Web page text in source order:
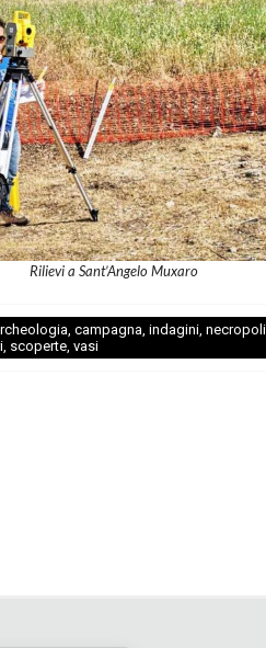
Rilievi a Sant’Angelo Muxaro
,campagna,indagini,necropoli
, scoperte,vasi